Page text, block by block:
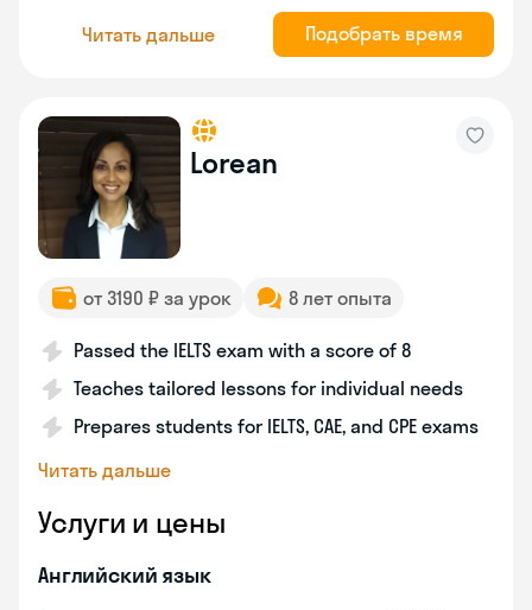
Читать дальше Подобрать время
Lorean
от 3190 ₽ за урок 8 лет опыта
Passed the IELTS exam with a score of 8
Teaches tailored lessons for individual needs
Prepares students for IELTS, CAE, and CPE exams
Читать дальше
Услуги и цены
Английский язык